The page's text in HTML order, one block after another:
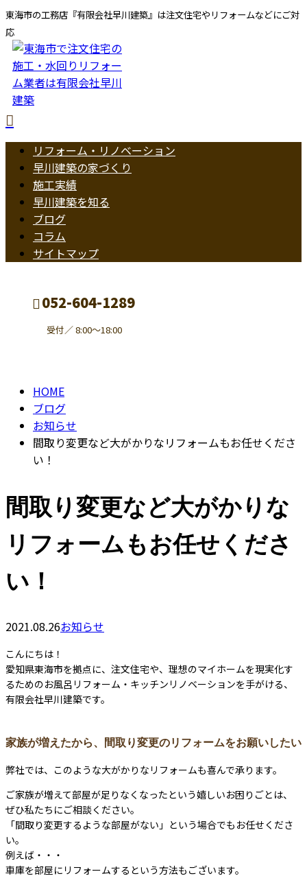
東海市の工務店『有限会社早川建築』は注文住宅やリフォームなどにご対
応
リフォーム・リノベーション
早川建築の家づくり
施工実績
早川建築を知る
ブログ
コラム
サイトマップ
052-604-1289
受付／ 8:00～18:00
HOME
ブログ
お知らせ
間取り変更など大がかりなリフォームもお任せくださ
い！
間取り変更など大がかりな
リフォームもお任せくださ
い！
2021.08.26お知らせ
こんにちは！
愛知県東海市を拠点に、注文住宅や、理想のマイホームを現実化す
るためのお風呂リフォーム・キッチンリノベーションを手がける、
有限会社早川建築です。
家族が増えたから、間取り変更のリフォームをお願いしたい
弊社では、このような大がかりなリフォームも喜んで承ります。
ご家族が増えて部屋が足りなくなったという嬉しいお困りごとは、
ぜひ私たちにご相談ください。
「間取り変更するような部屋がない」という場合でもお任せくださ
い。
例えば・・・
車庫を部屋にリフォームするという方法もございます。